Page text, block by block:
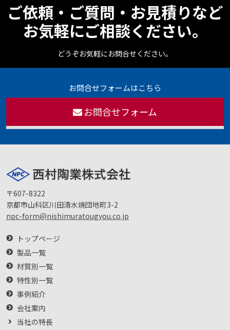
ご依頼・ご質問・お見積りなど
お気軽にご相談ください。
どうぞお気軽にお問合せください。
お問合せフォームはこちら
お問合せフォーム
〒607-8322
京都市山科区川田清水焼団地町3-2
npc-form@nishimuratougyou.co.jp
トップページ
製品一覧
材質別一覧
特性別一覧
事例紹介
会社案内
当社の特長